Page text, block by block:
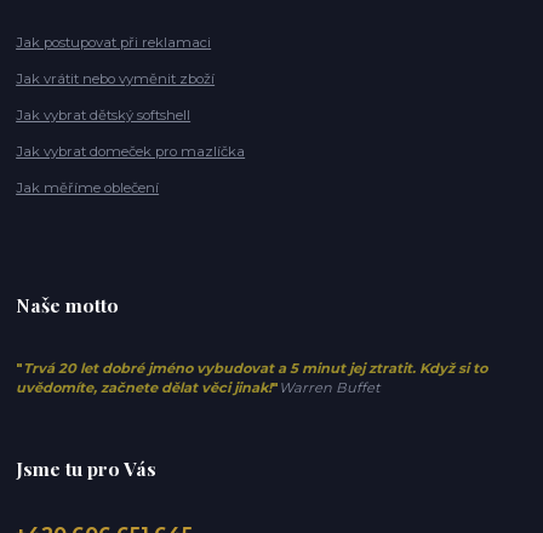
Jak postupovat při reklamaci
Jak vrátit nebo vyměnit zboží
Jak vybrat dětský softshell
Jak vybrat domeček pro mazlíčka
Jak měříme oblečení
Naše motto
" Trvá 20 let dobré jméno vybudovat a 5 minut jej ztratit. Když si to
uvědomíte, začnete dělat věci jinak!" Warren Buffet
Jsme tu pro Vás